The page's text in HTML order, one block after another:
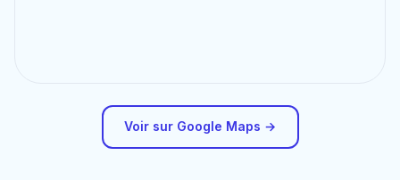
Voir sur Google Maps →